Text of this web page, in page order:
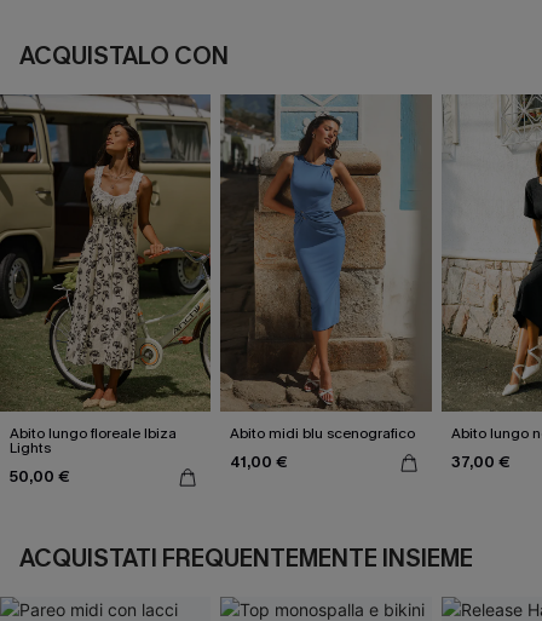
ACQUISTALO CON
Abito lungo floreale Ibiza
Lights
50,00 €
Abito midi blu scenografico
41,00 €
Abito lungo
37,00 €
ACQUISTATI FREQUENTEMENTE INSIEME